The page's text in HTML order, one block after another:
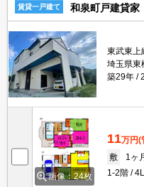
賃貸一戸建て 和泉町戸建貸家
東武東上
埼玉県東
築29年
画像：24枚
11万円(
敷
1ヶ
1-2階